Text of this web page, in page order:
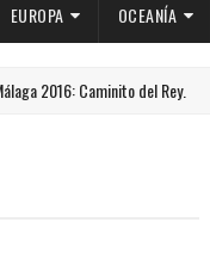
EUROPA OCEANÍA
del Rey.